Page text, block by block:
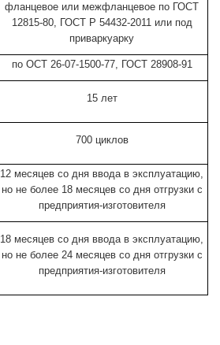
фланцевое или межфланцевое по ГОСТ
12815-80, ГОСТ Р 54432-2011 или под
приваркуарку
по ОСТ 26-07-1500-77, ГОСТ 28908-91
15 лет
700 циклов
12 месяцев со дня ввода в эксплуатацию,
но не более 18 месяцев со дня отгрузки с
предприятия-изготовителя
18 месяцев со дня ввода в эксплуатацию,
но не более 24 месяцев со дня отгрузки с
предприятия-изготовителя